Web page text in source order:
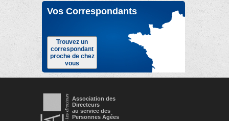
Vos Correspondants
Trouvez un
correspondant
proche de chez
vous
Association des
Directeurs
au service des
Personnes Agées